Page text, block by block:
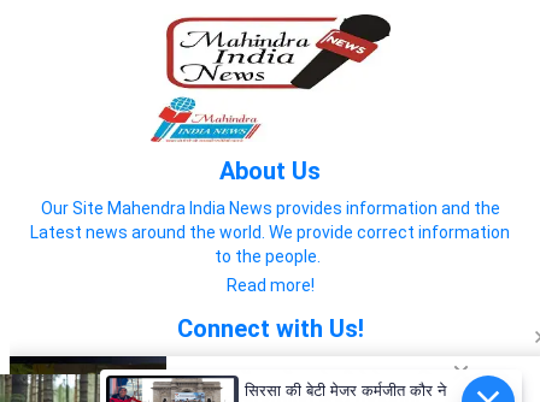
About Us
Our Site Mahendra India News provides information and the
Latest news around the world. We provide correct information
to the people.
Read more!
Connect with Us!
सिरसा की बेटी मेजर कर्मजीत कौर ने